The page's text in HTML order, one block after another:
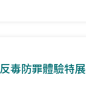
毒防罪體驗特展